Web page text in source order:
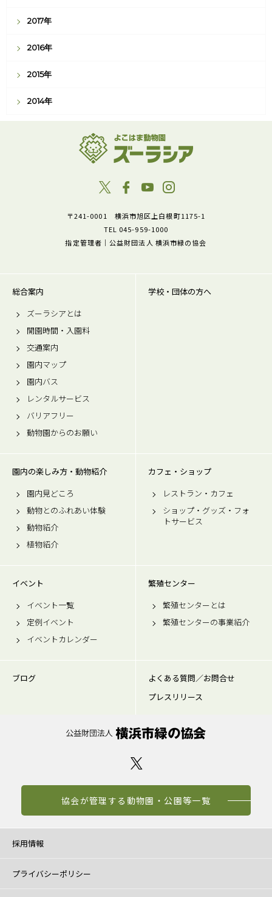
2017年
2016年
2015年
2014年
〒241-0001 横浜市旭区上白根町1175-1
TEL 045-959-1000
指定管理者｜公益財団法人 横浜市緑の協会
総合案内
ズーラシアとは
開園時間・入園料
交通案内
園内マップ
園内バス
レンタルサービス
バリアフリー
動物園からのお願い
学校・団体の方へ
園内の楽しみ方・動物紹介
園内見どころ
動物とのふれあい体験
動物紹介
植物紹介
カフェ・ショップ
レストラン・カフェ
ショップ・グッズ・フォ
トサービス
イベント
イベント一覧
定例イベント
イベントカレンダー
繁殖センター
繁殖センターとは
繁殖センターの事業紹介
ブログ
よくある質問／お問合せ
プレスリリース
協会が管理する動物園・公園等一覧
採用情報
プライバシーポリシー